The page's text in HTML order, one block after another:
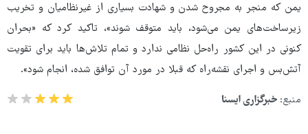
یمن که منجر به مجروح شدن و شهادت بسیاری از غیرنظامیان و تخریب
زیرساخت‌های یمن می‌شود، باید متوقف شوند»، تاکید کرد که «بحران
کنونی در این کشور راه‌حل نظامی ندارد و تمام تلاش‌ها باید برای تقویت
آتش‌بس و اجرای نقشه‌راه که قبلا در مورد آن توافق شده، انجام شود».
منبع: خبرگزاری ایسنا